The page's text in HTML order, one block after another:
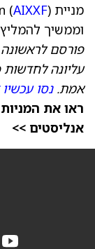
מניית Aixtron ( AIXXF
וממשיך
פורסם
עליונה לחדשות
אמת.נסו
ראו את
אנליסטים >>